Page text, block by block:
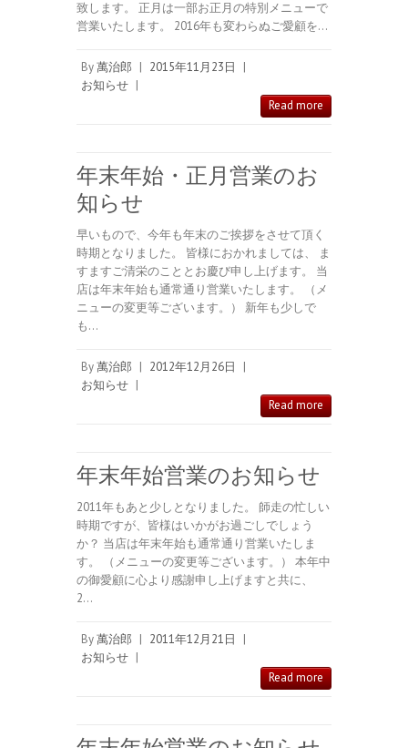
致します。 正月は一部お正月の特別メニューで
営業いたします。 2016年も変わらぬご愛顧を…
By萬治郎 | 2015年11月23日
|
お知らせ |
Read more
年末年始・正月営業のお
知らせ
早いもので、今年も年末のご挨拶をさせて頂く
時期となりました。 皆様におかれましては、 ま
すますご清栄のこととお慶び申し上げます。 当
店は年末年始も通常通り営業いたします。 （メ
ニューの変更等ございます。） 新年も少しで
も…
By萬治郎 | 2012年12月26日
|
お知らせ |
Read more
年末年始営業のお知らせ
2011年もあと少しとなりました。 師走の忙しい
時期ですが、皆様はいかがお過ごしでしょう
か？ 当店は年末年始も通常通り営業いたしま
す。 （メニューの変更等ございます。） 本年中
の御愛顧に心より感謝申し上げますと共に、
2…
By萬治郎 | 2011年12月21日
|
お知らせ |
Read more